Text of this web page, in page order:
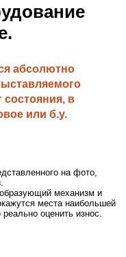
абсолютно
состояния, в
или б.у.
на фото,
механизм и
места наибольшей
оценить износ.